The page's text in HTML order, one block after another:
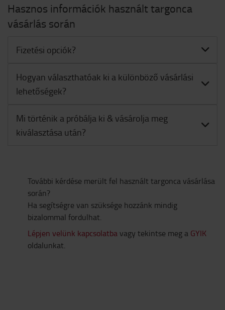
Hasznos információk használt targonca
vásárlás során
Fizetési opciók?
Hogyan választhatóak ki a különböző vásárlási
lehetőségek?
Mi történik a próbálja ki & vásárolja meg
kiválasztása után?
További kérdése merült fel használt targonca vásárlása
során?
Ha segítségre van szüksége hozzánk mindig
bizalommal fordulhat.
Lépjen velünk kapcsolatbavagy tekintse meg a GYIK
oldalunkat.